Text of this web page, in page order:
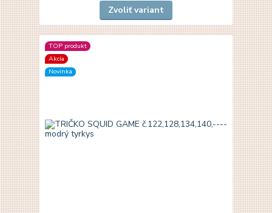
Zvoliť variant
TOP produkt
Akcia
Novinka